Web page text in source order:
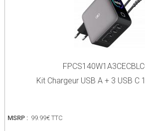
Kit Chargeur USB A + 3 USB C
MSRP : 99.99€ TTC